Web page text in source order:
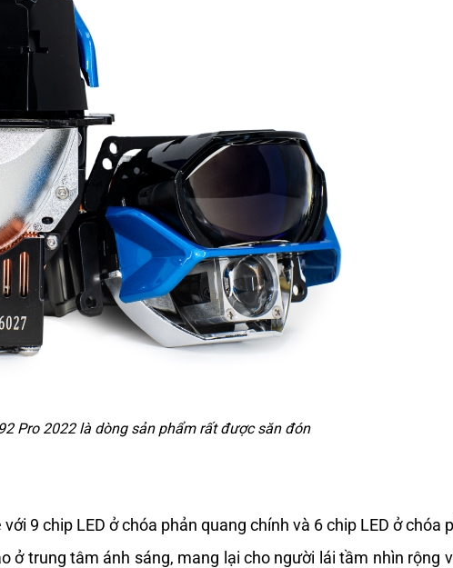
Pro 2022 là dòng sản phẩm rất được săn đón
9 chip LED ở chóa phản quang chính và 6 chip LED ở chóa
ở trung tâm ánh sáng, mang lại cho người lái tầm nhìn rộng